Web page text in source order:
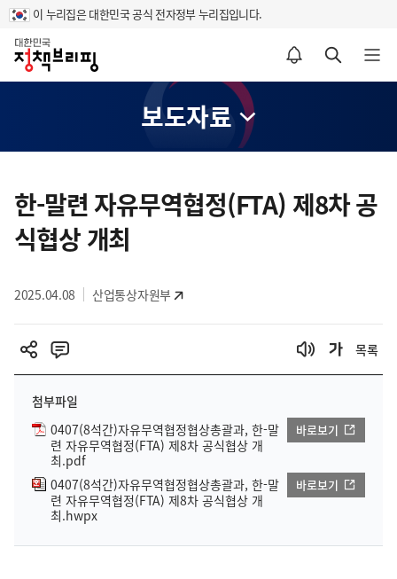
이 누리집은 대한민국 공식 전자정부 누리집입니다.
홈
알림설정 바로가기 검색 바로가기 메뉴 열기
보도자료
텐
츠
영
한-말련 자유무역협정(FTA) 제8차 공
식협상 개최
2025.04.08 산업통상자원부
목록
첨부파일
0407(8석간)자유무역협정협상총괄과, 한-말
련 자유무역협정(FTA) 제8차 공식협상 개
최.pdf
바로보기
0407(8석간)자유무역협정협상총괄과, 한-말
련 자유무역협정(FTA) 제8차 공식협상 개
최.hwpx
바로보기